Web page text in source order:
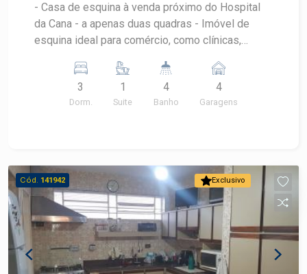
- Casa de esquina à venda próximo do Hospital
da Cana - a apenas duas quadras - Imóvel de
esquina ideal para comércio, como clínicas,
Área construída - 250 m² - Casa com 03 quartos,
sendo 1 suíte, sala ampla para dois ambientes,
lavabo e ampla cozinha - O imóvel conta com
3
Dorm.
1
Suite
4
Banho
4
Garagens
Exclusivo
Cód. 141942